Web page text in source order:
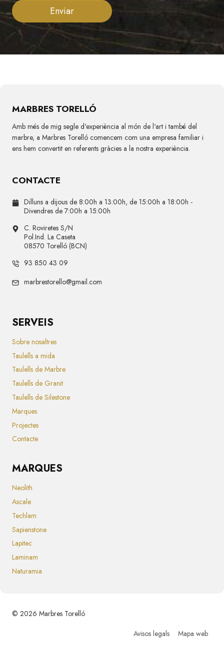
Enviar
MARBRES TORELLÓ
Amb més de mig segle d'experiència al món de l'art i també del
marbre, a Marbres Torelló comencem com una empresa familiar i
ens hem convertit en referents gràcies a la nostra experiència.
CONTACTE
Dilluns a dijous de 8:00h a 13:00h, de 15:00h a 18:00h -
Divendres de 7:00h a 15:00h
C. Roviretes S/N
Pol.Ind. La Caseta
08570 Torelló (BCN)
93 850 43 09
marbrestorello@gmail.com
SERVEIS
Sobre nosaltres
Taulells a mida
Taulells de Marbre
Taulells de Granit
Taulells de Silestone
Marques
Projectes
Contacte
MARQUES
Neolith
Ascale
Techlam
Sapienstone
Lapitec
Laminam
Naturamia
© 2026 Marbres Torelló
Avisos legals Mapa web